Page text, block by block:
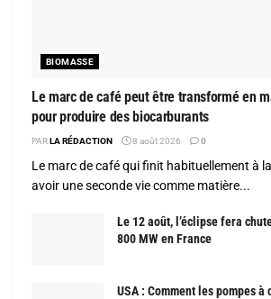
BIOMASSE
Le marc de café peut être transformé en
pour produire des biocarburants
PARLA RÉDACTION 8 août 2026 0
Le marc de café qui finit habituellement à
avoir une seconde vie comme matière...
Le 12 août, l’éclipse fera
800 MW en France
USA : Comment les pompes